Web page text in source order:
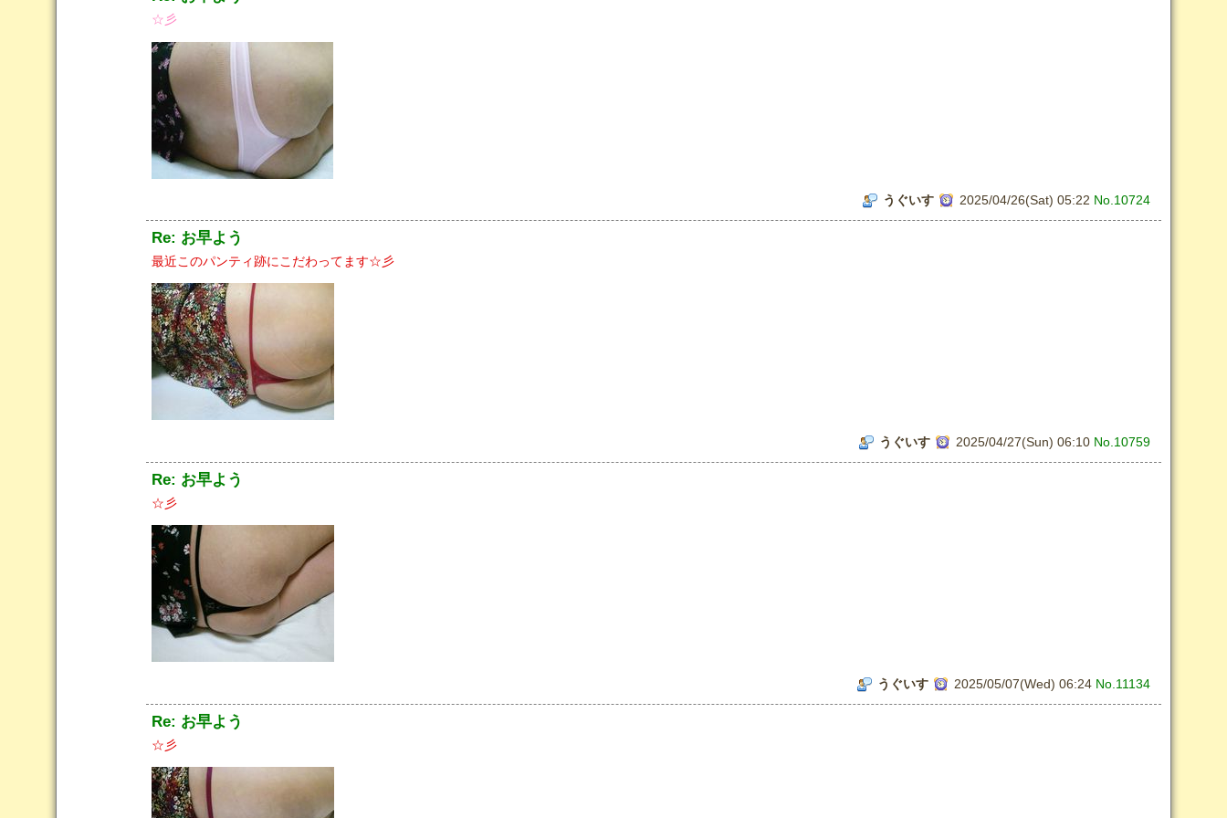
☆彡
うぐいす 2025/04/26(Sat) 05:22 No.10724
Re: お早よう
最近このパンティ跡にこだわってます☆彡
うぐいす 2025/04/27(Sun) 06:10 No.10759
Re: お早よう
☆彡
うぐいす 2025/05/07(Wed) 06:24 No.11134
Re: お早よう
☆彡